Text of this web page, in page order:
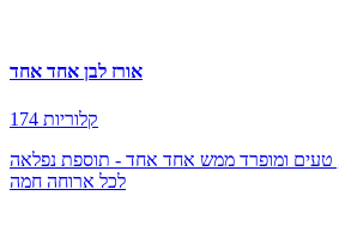
אורז לבן אחד אחד
174 קלוריות
טעים ומופרד ממש אחד אחד - תוספת נפלאה
לכל ארוחה חמה